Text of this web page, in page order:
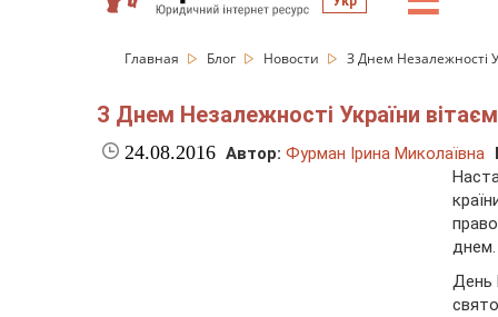
Главная Блог Новости З Днем Незалежності
З Днем Незалежності України
24.08.2016 Автор: Фурман Ірина Миколаївна
днем.
День